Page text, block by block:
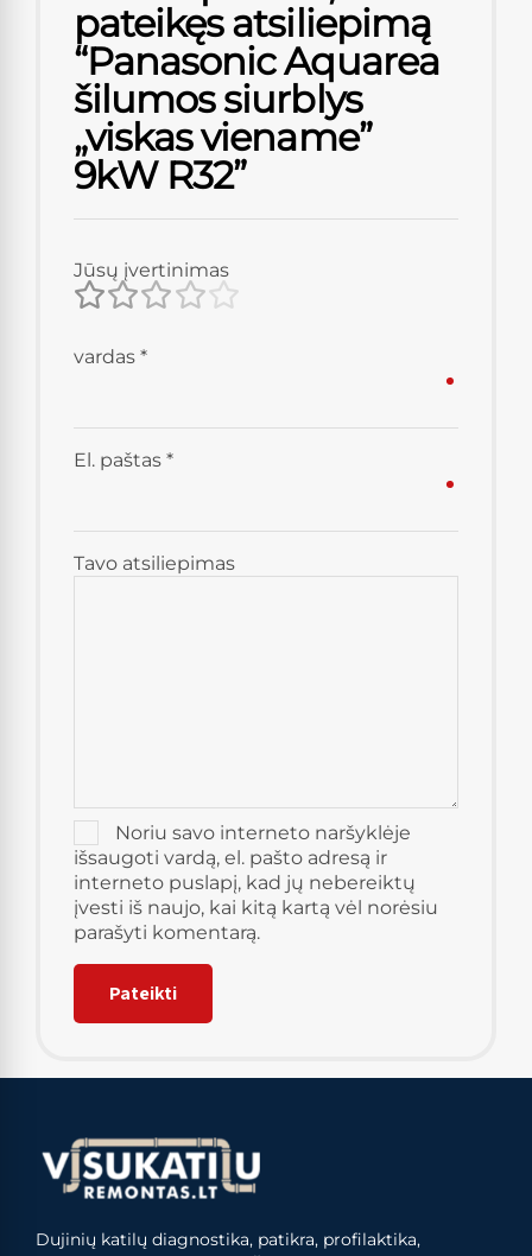
pateikęs atsiliepimą
“Panasonic Aquarea
šilumos siurblys
„viskas viename”
9kW R32”
Jūsų įvertinimas
Tavo atsiliepimas
vardas *
El. paštas *
Noriu savo interneto naršyklėje
išsaugoti vardą, el. pašto adresą ir
interneto puslapį, kad jų nebereiktų
įvesti iš naujo, kai kitą kartą vėl norėsiu
parašyti komentarą.
Dujinių katilų diagnostika, patikra, profilaktika,